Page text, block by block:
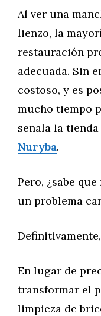
Al ver una
lienzo, la
restauración
adecuada. Sin
costoso, y es
mucho tiempo
señala la tienda
Nuryba.
Pero, ¿sabe
un problema
Definitivamente,
En lugar de
transformar el
limpieza de